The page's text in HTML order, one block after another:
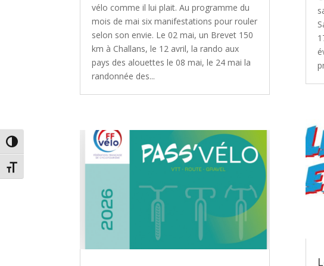
Passer en contraste élevé
Changer la taille de la police
vélo comme il lui plait. Au programme du
mois de mai six manifestations pour rouler
selon son envie. Le 02 mai, un Brevet 150
km à Challans, le 12 avril, la rando aux
pays des alouettes le 08 mai, le 24 mai la
randonnée des...